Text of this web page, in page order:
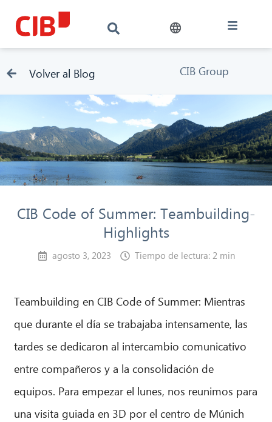
Volver al Blog CIB Group
CIB Code of Summer: Teambuilding-
Highlights
agosto 3, 2023 Tiempo de lectura: 2 min
Teambuilding en CIB Code of Summer: Mientras
que durante el día se trabajaba intensamente, las
tardes se dedicaron al intercambio comunicativo
entre compañeros y a la consolidación de
equipos. Para empezar el lunes, nos reunimos para
una visita guiada en 3D por el centro de Múnich